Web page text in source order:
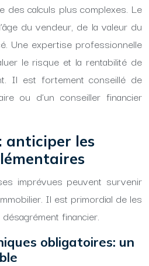
des calculs plus complexes. Le
du vendeur, de la valeur du
Une expertise professionnelle
le risque et la rentabilité de
Il est fortement conseillé de
ou d’un conseiller financier
anticiper les
imprévues peuvent survenir
Il est primordial de les
financier.
obligatoires: un